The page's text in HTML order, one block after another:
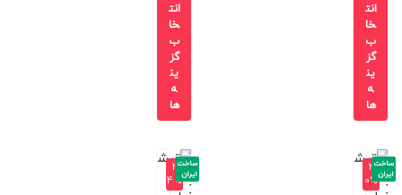
انت
خا
ب
گز
ین
ه
ها
انت
خا
ب
گز
ین
ه
ها
-4
0%
ساخت
ایران
-4
4%
ساخت
ایران